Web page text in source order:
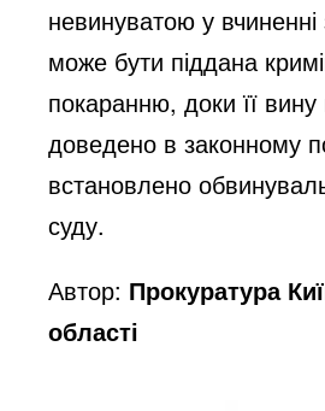
невинуватою у вчиненні
може бути піддана
покаранню, доки її
доведено в законному
встановлено
суду.
Автор: Прокуратура
області